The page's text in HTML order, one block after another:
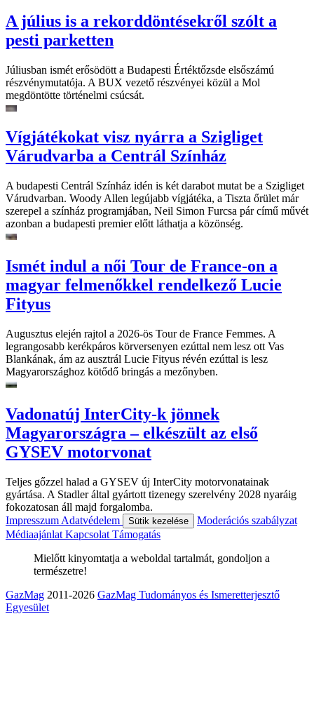
A július is a rekorddöntésekről szólt a
pesti parketten
Júliusban ismét erősödött a Budapesti Értéktőzsde elsőszámú
részvénymutatója. A BUX vezető részvényei közül a Mol
megdöntötte történelmi csúcsát.
Vígjátékokat visz nyárra a Szigliget
Várudvarba a Centrál Színház
A budapesti Centrál Színház idén is két darabot mutat be a Szigliget
Várudvarban. Woody Allen legújabb vígjátéka, a Tiszta őrület már
szerepel a színház programjában, Neil Simon Furcsa pár című művét
azonban a budapesti premier előtt láthatja a közönség.
Ismét indul a női Tour de France-on a
magyar felmenőkkel rendelkező Lucie
Fityus
Augusztus elején rajtol a 2026-ös Tour de France Femmes. A
legrangosabb kerékpáros körversenyen ezúttal nem lesz ott Vas
Blankának, ám az ausztrál Lucie Fityus révén ezúttal is lesz
Magyarországhoz kötődő bringás a mezőnyben.
Vadonatúj InterCity-k jönnek
Magyarországra – elkészült az első
GYSEV motorvonat
Teljes gőzzel halad a GYSEV új InterCity motorvonatainak
gyártása. A Stadler által gyártott tizenegy szerelvény 2028 nyaráig
fokozatosan áll majd forgalomba.
Impresszum Adatvédelem Sütik kezelése
Moderációs szabályzat
Médiaajánlat Kapcsolat Támogatás
Mielőtt kinyomtatja a weboldal tartalmát, gondoljon a
természetre!
GazMag 2011-2026 GazMag Tudományos és Ismeretterjesztő
Egyesület